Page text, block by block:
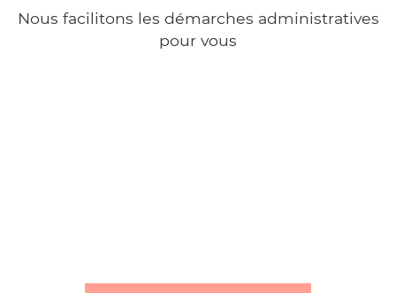
Nous facilitons les démarches administratives
pour vous